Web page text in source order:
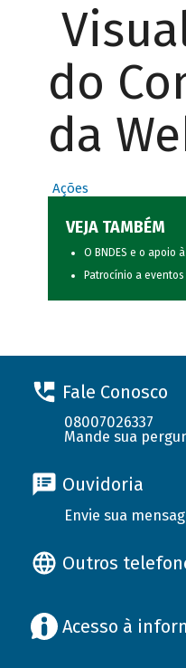
do
da
Ações
VEJA TAMBÉM
O BNDES e o apoio
Patrocínio a
Fale Conosco
08007026337
Mande sua
Ouvidoria
Envie sua
Outros
Acesso à